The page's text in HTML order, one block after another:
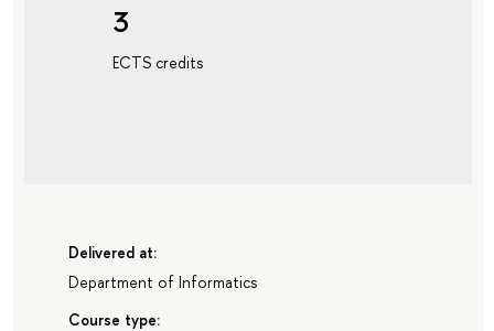
3
ECTS credits
Delivered at:
Department of Informatics
Course type: